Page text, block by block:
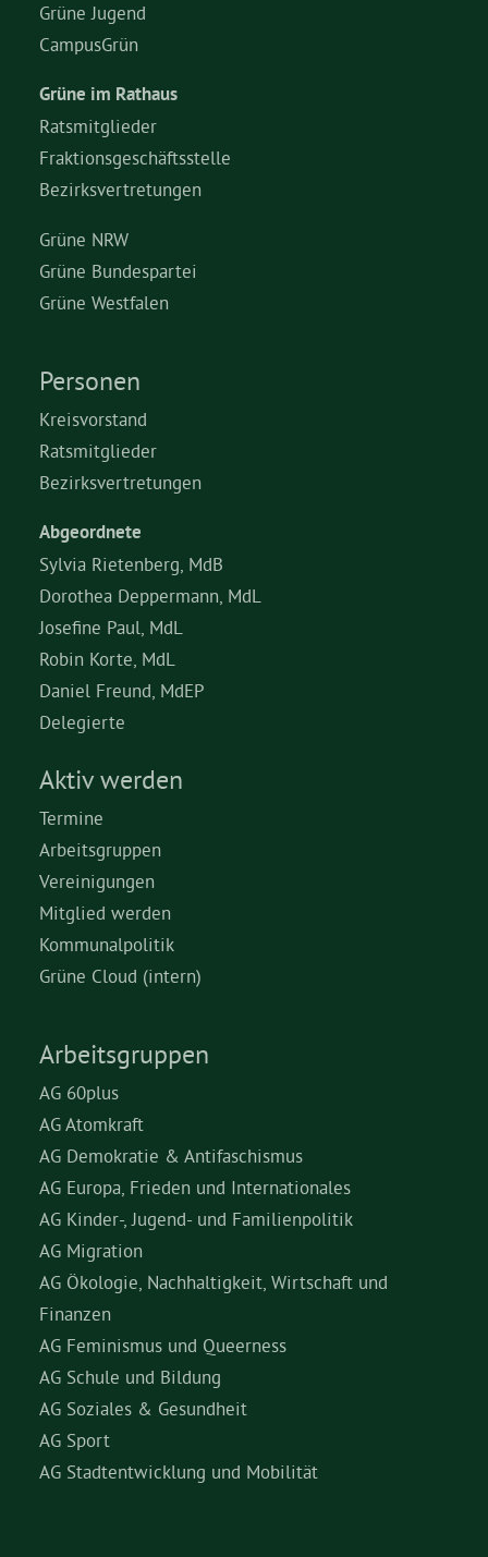
Grüne Jugend
CampusGrün
Grüne im Rathaus
Ratsmitglieder
Fraktionsgeschäftsstelle
Bezirksvertretungen
Grüne NRW
Grüne Bundespartei
Grüne Westfalen
Personen
Kreisvorstand
Ratsmitglieder
Bezirksvertretungen
Abgeordnete
Sylvia Rietenberg, MdB
Dorothea Deppermann, MdL
Josefine Paul, MdL
Robin Korte, MdL
Daniel Freund, MdEP
Delegierte
Aktiv werden
Termine
Arbeitsgruppen
Vereinigungen
Mitglied werden
Kommunalpolitik
Grüne Cloud (intern)
Arbeitsgruppen
AG 60plus
AG Atomkraft
AG Demokratie & Antifaschismus
AG Europa, Frieden und Internationales
AG Kinder-, Jugend- und Familienpolitik
AG Migration
AG Ökologie, Nachhaltigkeit, Wirtschaft und
Finanzen
AG Feminismus und Queerness
AG Schule und Bildung
AG Soziales & Gesundheit
AG Sport
AG Stadtentwicklung und Mobilität